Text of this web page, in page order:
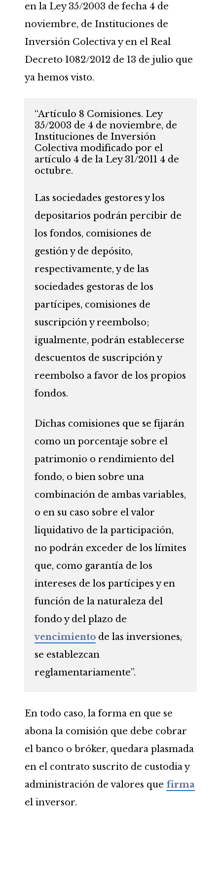
en la Ley 35/2003 de fecha 4 de
noviembre, de Instituciones de
Inversión Colectiva y en el Real
Decreto 1082/2012 de 13 de julio que
ya hemos visto.
“Artículo 8 Comisiones. Ley
35/2003 de 4 de noviembre, de
Instituciones de Inversión
Colectiva modificado por el
artículo 4 de la Ley 31/2011 4 de
octubre.
Las sociedades gestores y los
depositarios podrán percibir de
los fondos, comisiones de
gestión y de depósito,
respectivamente, y de las
sociedades gestoras de los
partícipes, comisiones de
suscripción y reembolso;
igualmente, podrán establecerse
descuentos de suscripción y
reembolso a favor de los propios
fondos.
Dichas comisiones que se fijarán
como un porcentaje sobre el
patrimonio o rendimiento del
fondo, o bien sobre una
combinación de ambas variables,
o en su caso sobre el valor
liquidativo de la participación,
no podrán exceder de los límites
que, como garantía de los
intereses de los partícipes y en
función de la naturaleza del
fondo y del plazo de
vencimientode las inversiones,
se establezcan
reglamentariamente”.
En todo caso, la forma en que se
abona la comisión que debe cobrar
el banco o bróker, quedara plasmada
en el contrato suscrito de custodia y
administración de valores que firma
el inversor.